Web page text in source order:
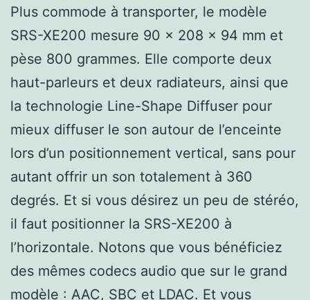
Plus commode à transporter, le modèle
SRS-XE200 mesure 90 x 208 x 94 mm et
pèse 800 grammes. Elle comporte deux
haut-parleurs et deux radiateurs, ainsi que
la technologie Line-Shape Diffuser pour
mieux diffuser le son autour de l’enceinte
lors d’un positionnement vertical, sans pour
autant offrir un son totalement à 360
degrés. Et si vous désirez un peu de stéréo,
il faut positionner la SRS-XE200 à
l’horizontale. Notons que vous bénéficiez
des mêmes codecs audio que sur le grand
modèle : AAC, SBC et LDAC. Et vous